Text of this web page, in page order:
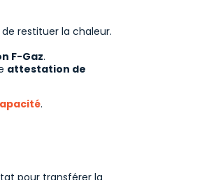
restituer la chaleur.
F-Gaz.
attestation de
.